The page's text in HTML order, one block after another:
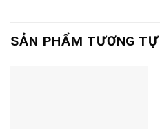
SẢN PHẨM TƯƠNG TỰ